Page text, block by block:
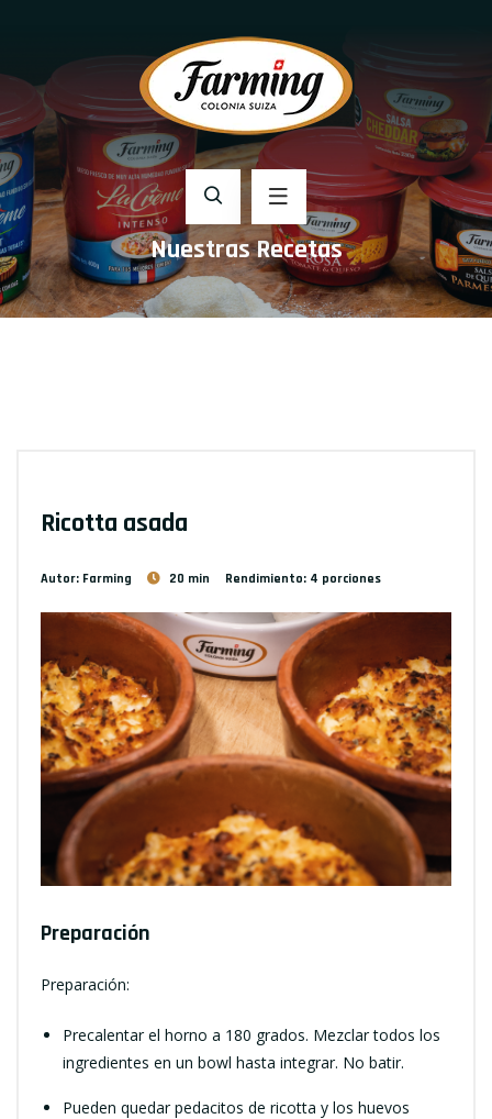
Nuestras Recetas
Ricotta asada
Autor: Farming 20 min Rendimiento: 4 porciones
Preparación
Preparación:
Precalentar el horno a 180 grados. Mezclar todos los
ingredientes en un bowl hasta integrar. No batir.
Pueden quedar pedacitos de ricotta y los huevos